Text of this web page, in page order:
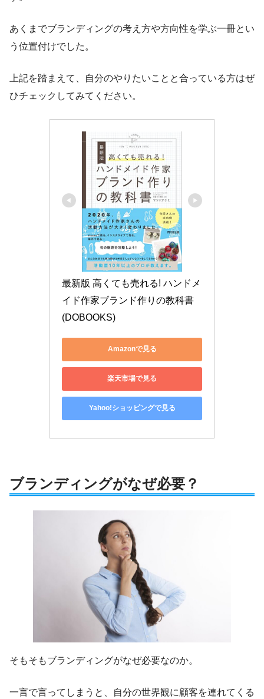
あくまでブランディングの考え方や方向性を学ぶ一冊とい
う位置付けでした。
上記を踏まえて、自分のやりたいことと合っている方はぜ
ひチェックしてみてください。
最新版 高くても売れる! ハンドメ
イド作家ブランド作りの教科書
(DOBOOKS)
Amazonで見る
楽天市場で見る
Yahoo!ショッピングで見る
ブランディングがなぜ必要？
そもそもブランディングがなぜ必要なのか。
一言で言ってしまうと、自分の世界観に顧客を連れてくる